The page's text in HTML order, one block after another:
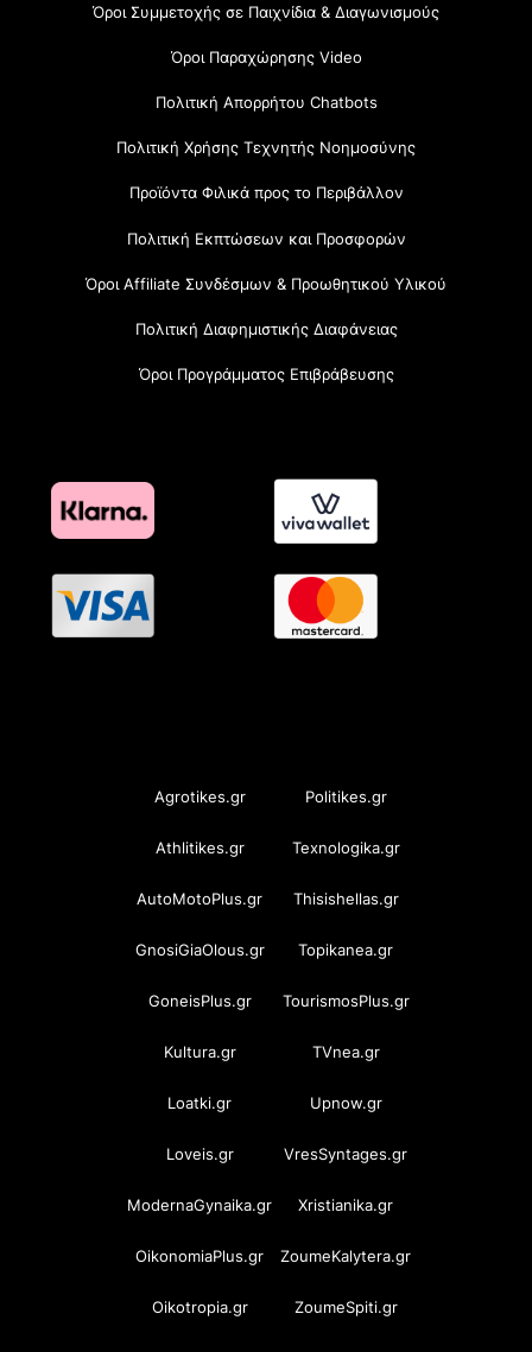
Όροι Συμμετοχής σε Παιχνίδια & Διαγωνισμούς
Όροι Παραχώρησης Video
Πολιτική Απορρήτου Chatbots
Πολιτική Χρήσης Τεχνητής Νοημοσύνης
Προϊόντα Φιλικά προς το Περιβάλλον
Πολιτική Εκπτώσεων και Προσφορών
Όροι Affiliate Συνδέσμων & Προωθητικού Υλικού
Πολιτική Διαφημιστικής Διαφάνειας
Όροι Προγράμματος Επιβράβευσης
Agrotikes.gr Politikes.gr
Athlitikes.gr Texnologika.gr
AutoMotoPlus.gr Thisishellas.gr
GnosiGiaOlous.gr Topikanea.gr
GoneisPlus.gr TourismosPlus.gr
Kultura.gr TVnea.gr
Loatki.gr Upnow.gr
Loveis.gr VresSyntages.gr
ModernaGynaika.gr Xristianika.gr
OikonomiaPlus.gr ZoumeKalytera.gr
Oikotropia.gr ZoumeSpiti.gr